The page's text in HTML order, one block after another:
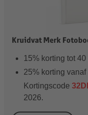
Kruidvat Merk
15% korting tot 40
25% korting vanaf
Kortingscode
2026.